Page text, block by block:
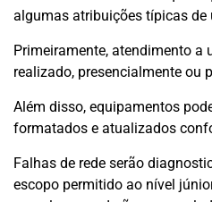
algumas atribuições típicas de
Primeiramente, atendimento a
realizado, presencialmente ou
Além disso, equipamentos
formatados e atualizados
Falhas de rede serão
escopo permitido ao nível